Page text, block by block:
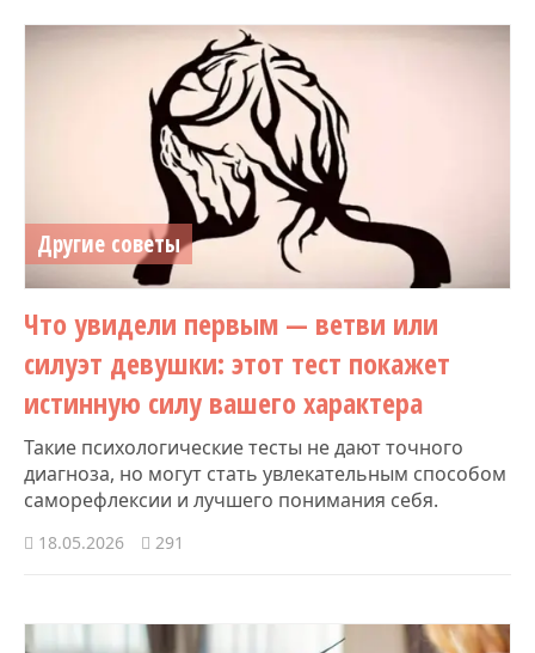
Другие советы
Что увидели первым — ветви или
силуэт девушки: этот тест покажет
истинную силу вашего характера
Такие психологические тесты не дают точного
диагноза, но могут стать увлекательным способом
саморефлексии и лучшего понимания себя.
18.05.2026 291